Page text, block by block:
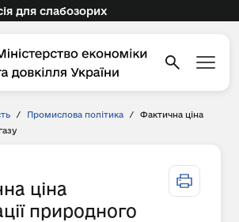
для слабозорих
/ Промислова політика /
Фактична ціна
ціна
природного